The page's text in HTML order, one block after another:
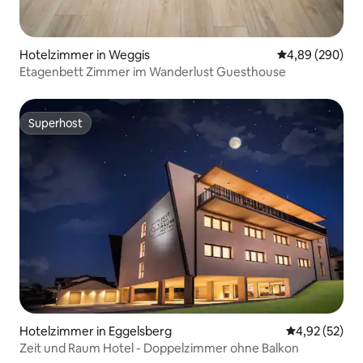
Hotelzimmer in Weggis
4,89 (290)
Etagenbett Zimmer im Wanderlust Guesthouse
Superhost
Superhost
Hotelzimmer in Eggelsberg
4,92 (52)
Zeit und Raum Hotel - Doppelzimmer ohne Balkon